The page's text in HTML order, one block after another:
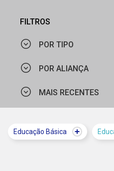
FILTROS
POR TIPO
POR ALIANÇA
SESI NACIONAL / SENAI
MAIS RECENTES
Educação Básica